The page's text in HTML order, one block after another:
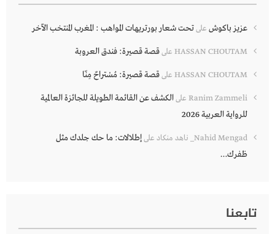
عزيز باكوش علىتحت شعار بورتريهات المواهب : المغرب المنتخب الآخر
HASSAN CHOUTAM علىقصة قصيرة: فندق العروبة
HASSAN CHOUTAM علىقصة قصيرة: مُسْتراحٌ مِنّا
Ranim Zammeli علىالكشف عن القائمة الطويلة للجائزة العالمية
للرواية العربية 2026
Nahid Mengad_ ناهد منكاد علىإطلالات: ما حك جلدك مثل
ظفرك…
تابعنا